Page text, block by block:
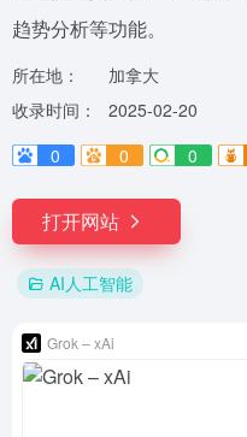
趋势分析等功能。
所在地：
加拿大
收录时间：
2025-02-20
0
0 0
打开网站
AI人工智能
Grok – xAi